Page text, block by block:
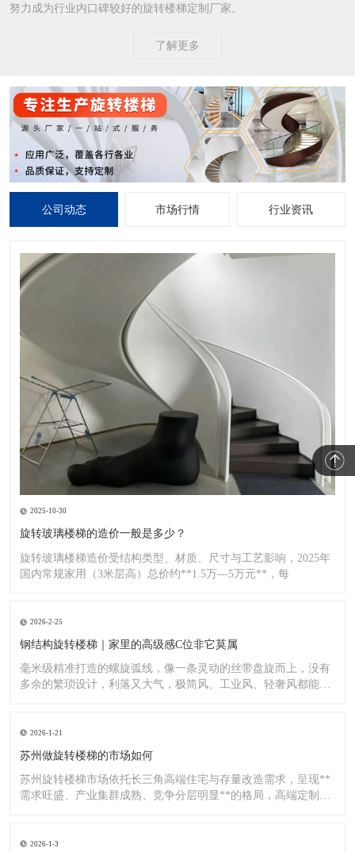
努力成为行业内口碑较好的旋转楼梯定制厂家。​
了解更多
公司动态 市场行情 行业资讯
2025-10-30
旋转玻璃楼梯的造价一般是多少？
旋转玻璃楼梯造价受结构类型、材质、尺寸与工艺影响，2025年
国内常规家用（3米层高）总价约**1.5万—5万元**，每
2026-2-25
钢结构旋转楼梯｜家里的高级感C位非它莫属
毫米级精准打造的螺旋弧线，像一条灵动的丝带盘旋而上，没有
多余的繁琐设计，利落又大气，极简风、工业风、轻奢风都能完
2026-1-21
苏州做旋转楼梯的市场如何
苏州旋转楼梯市场依托长三角高端住宅与存量改造需求，呈现**
需求旺盛、产业集群成熟、竞争分层明显**的格局，高端定制与
2026-1-3